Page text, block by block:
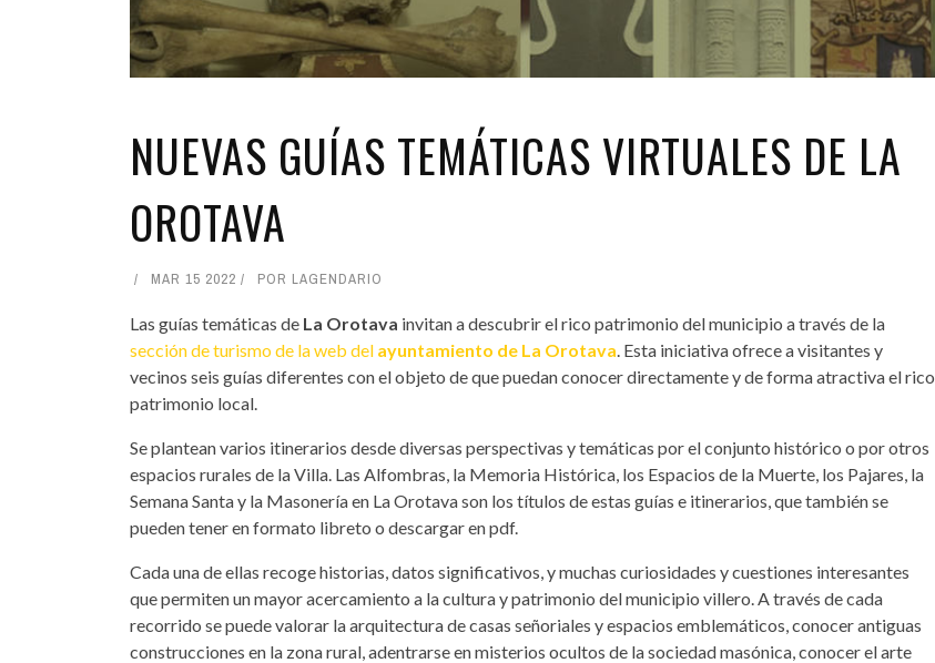
NUEVAS GUÍAS TEMÁTICAS VIRTUALES DE LA
OROTAVA
MAR 15 2022 POR LAGENDARIO
Las guías temáticas de La Orotava invitan a descubrir el rico patrimonio del municipio a través de la
sección de turismo de la web del ayuntamiento de La Orotava . Esta iniciativa ofrece a visitantes y
vecinos seis guías diferentes con el objeto de que puedan conocer directamente y de forma atractiva el rico
patrimonio local.
Se plantean varios itinerarios desde diversas perspectivas y temáticas por el conjunto histórico o por otros
espacios rurales de la Villa. Las Alfombras, la Memoria Histórica, los Espacios de la Muerte, los Pajares, la
Semana Santa y la Masonería en La Orotava son los títulos de estas guías e itinerarios, que también se
pueden tener en formato libreto o descargar en pdf.
Cada una de ellas recoge historias, datos significativos, y muchas curiosidades y cuestiones interesantes
que permiten un mayor acercamiento a la cultura y patrimonio del municipio villero. A través de cada
recorrido se puede valorar la arquitectura de casas señoriales y espacios emblemáticos, conocer antiguas
construcciones en la zona rural, adentrarse en misterios ocultos de la sociedad masónica, conocer el arte